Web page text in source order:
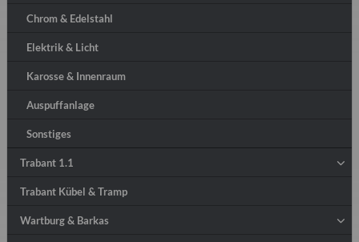
Chrom & Edelstahl
Elektrik & Licht
Karosse & Innenraum
Auspuffanlage
Sonstiges
Trabant 1.1
Trabant Kübel & Tramp
Wartburg & Barkas